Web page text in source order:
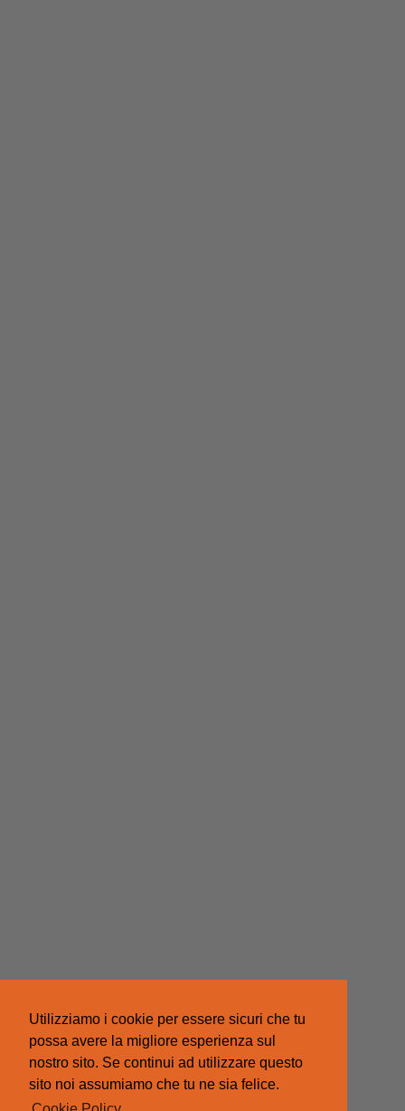
Utilizziamo i cookie per essere sicuri che tu
possa avere la migliore esperienza sul
nostro sito. Se continui ad utilizzare questo
sito noi assumiamo che tu ne sia felice.